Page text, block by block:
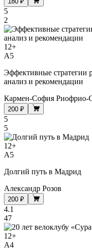
5
2
12+
A5
Эффективные стратегии
анализ и рекомендации
Кармен-София Риофрио-
200 ₽
5
5
12+
A5
Долгий путь в Мадрид
Александр Розов
200 ₽
4.1
47
12+
A4